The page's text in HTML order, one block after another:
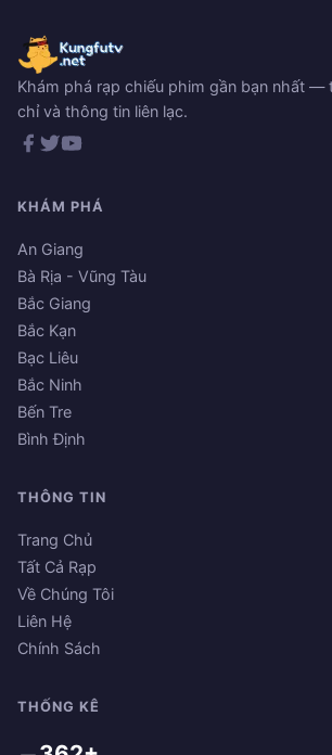
Khám phá rạp chiếu phim gần bạn nhất —
chỉ và thông tin liên lạc.
KHÁM PHÁ
An Giang
Bà Rịa - Vũng Tàu
Bắc Giang
Bắc Kạn
Bạc Liêu
Bắc Ninh
Bến Tre
Bình Định
THÔNG TIN
Trang Chủ
Tất Cả Rạp
Về Chúng Tôi
Liên Hệ
Chính Sách
THỐNG KÊ